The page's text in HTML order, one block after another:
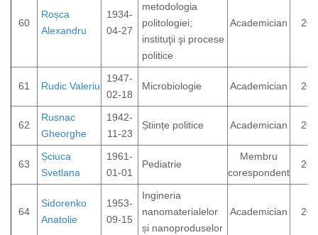
60
Roșca
Alexandru
1934-
04-27
metodologia
politologiei;
instituţii şi procese
politice
Academician
61 Rudic Valeriu
1947-
02-18
Microbiologie Academician
62
Rusnac
Gheorghe
1942-
11-23
Științe politice Academician
63
Șciuca
Svetlana
1961-
01-01
Pediatrie
Membru
corespondent
64
Sidorenko
Anatolie
1953-
09-15
Ingineria
nanomaterialelor
și nanoproduselor
Academician